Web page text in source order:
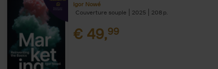
Igor Nowé
Couverture souple
2025 208
€ 49,99